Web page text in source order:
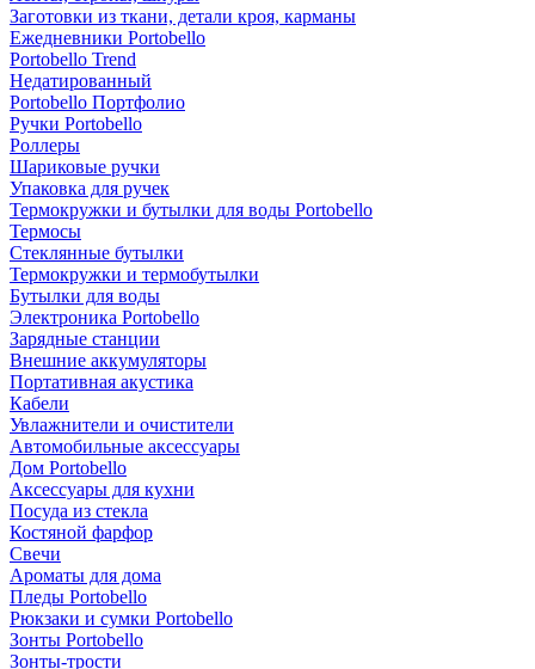
Заготовки из ткани, детали кроя, карманы
Ежедневники Portobello
Portobello Trend
Недатированный
Portobello Портфолио
Ручки Portobello
Роллеры
Шариковые ручки
Упаковка для ручек
Термокружки и бутылки для воды Portobello
Термосы
Стеклянные бутылки
Термокружки и термобутылки
Бутылки для воды
Электроника Portobello
Зарядные станции
Внешние аккумуляторы
Портативная акустика
Кабели
Увлажнители и очистители
Автомобильные аксессуары
Дом Portobello
Аксессуары для кухни
Посуда из стекла
Костяной фарфор
Свечи
Ароматы для дома
Пледы Portobello
Рюкзаки и сумки Portobello
Зонты Portobello
Зонты-трости